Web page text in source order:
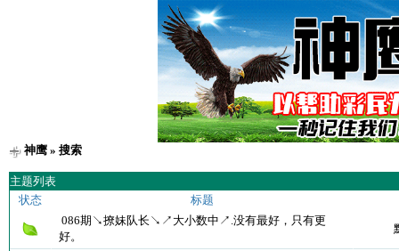
神鹰» 搜索
主题列表
状态
标题
086期↘撩妹队长↘↗大小数中↗.没有最好，只有更
好。